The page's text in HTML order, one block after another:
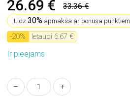
26.69 € 33.36 €
Līdz30% apmaksā ar bonusa punktiem
-20% Ietaupi 6.67 €
Ir pieejams
– +